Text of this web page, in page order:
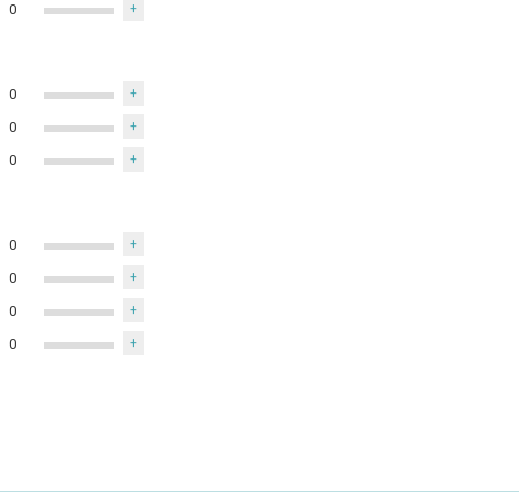
0 +
0 +
0 +
0 +
0 +
0 +
0 +
0 +